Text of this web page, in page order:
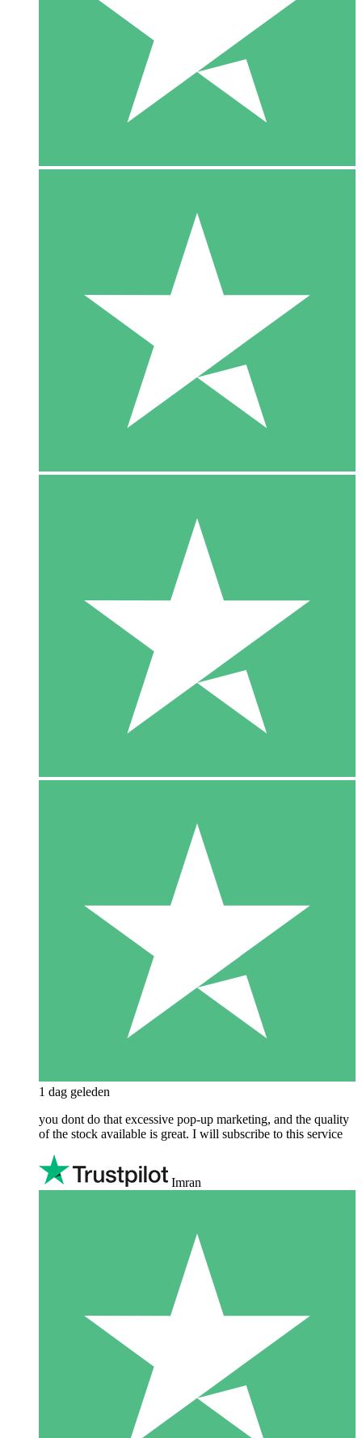
1 dag geleden
you dont do that excessive pop-up marketing, and the quality
of the stock available is great. I will subscribe to this service
Imran